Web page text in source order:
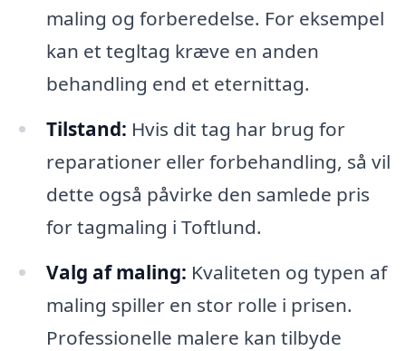
maling og forberedelse. For eksempel
kan et tegltag kræve en anden
behandling end et eternittag.
Tilstand: Hvis dit tag har brug for
reparationer eller forbehandling, så vil
dette også påvirke den samlede pris
for tagmaling i Toftlund.
Valg af maling: Kvaliteten og typen af
maling spiller en stor rolle i prisen.
Professionelle malere kan tilbyde